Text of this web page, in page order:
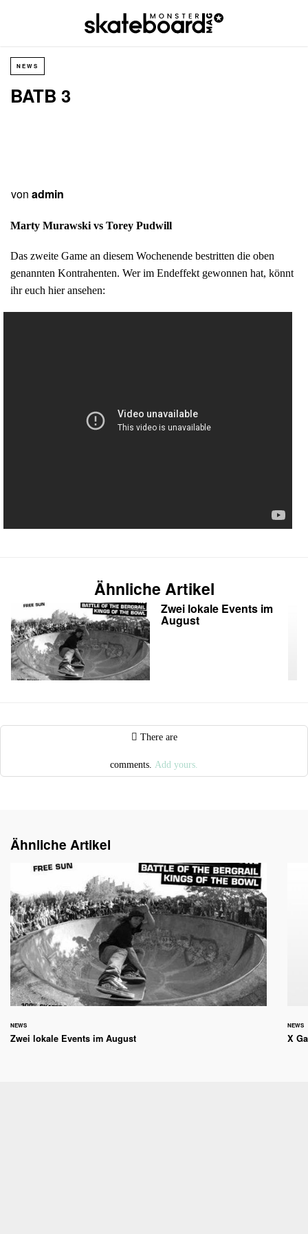
NEWS
BATB 3
von admin
Marty Murawski vs Torey Pudwill
Das zweite Game an diesem Wochenende bestritten die oben
genannten Kontrahenten. Wer im Endeffekt gewonnen hat, könnt
ihr euch hier ansehen:
Ähnliche Artikel
Zwei lokale Events im
August
There are
comments. Add yours.
Ähnliche Artikel
NEWS
Zwei lokale Events im August
NEWS
X